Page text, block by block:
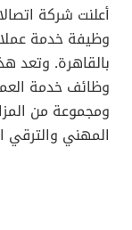
أعلنت شركة
وظيفة خدمة
بالقاهرة. وتعد
وظائف خدمة
ومجموعة من
المهني والترقي